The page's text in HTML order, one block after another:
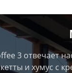
3 отвечает
и хумус с